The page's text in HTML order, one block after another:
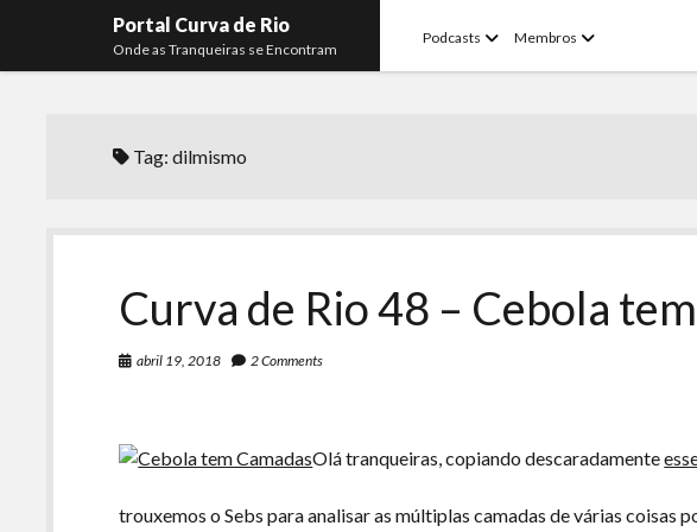
Portal Curva de Rio
Onde as Tranqueiras se Encontram
Podcasts openMembros open
Tag:dilmismo
Curva de Rio 48 – Cebola
abril 19, 2018 2 Comments
Olá tranqueiras, copiando descaradamente
trouxemos o Sebs para analisar as múltiplas camadas de várias coisas